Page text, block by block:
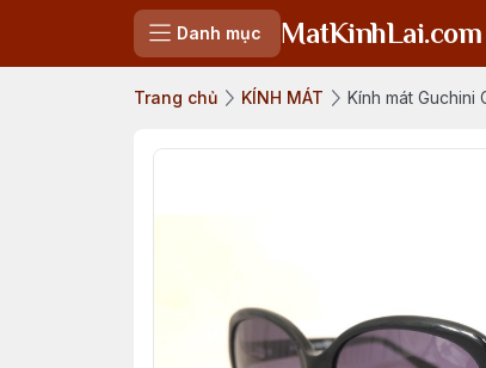
Danh mục MatKinhLai.com
Trang chủ KÍNH MÁT Kính mát Guchini